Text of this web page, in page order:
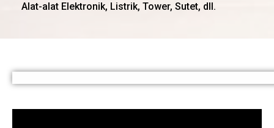
Alat-alat Elektronik, Listrik, Tower, Sutet, dll.